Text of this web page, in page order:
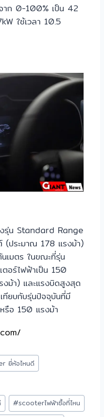
าก 0-100% เป็น 42
ใช้เวลา 10.5
Standard Range
ประมาณ 178 แรงม้า)
เมตร ในขณะที่รุ่น
อร์ไฟฟ้าเป็น 150
ม้า) และแรงบิดสูงสุด
ยบกับรุ่นปัจจุบันที่มี
อ 150 แรงม้า
ยี่ห้อไหนดี
#scooterไฟฟ้าซื้อที่ไหน